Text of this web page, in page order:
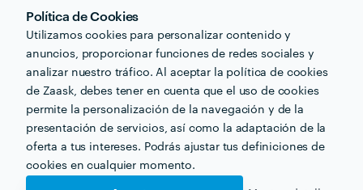
Política de Cookies
Utilizamos cookies para personalizar contenido y
anuncios, proporcionar funciones de redes sociales y
analizar nuestro tráfico. Al aceptar la política de cookies
de Zaask, debes tener en cuenta que el uso de cookies
permite la personalización de la navegación y de la
presentación de servicios, así como la adaptación de la
oferta a tus intereses. Podrás ajustar tus definiciones de
cookies en cualquier momento.
1 valoración